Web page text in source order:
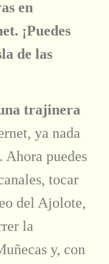
en
¡Puedes
de las
trajinera
ya nada
Ahora puedes
tocar
del Ajolote,
la
y, con